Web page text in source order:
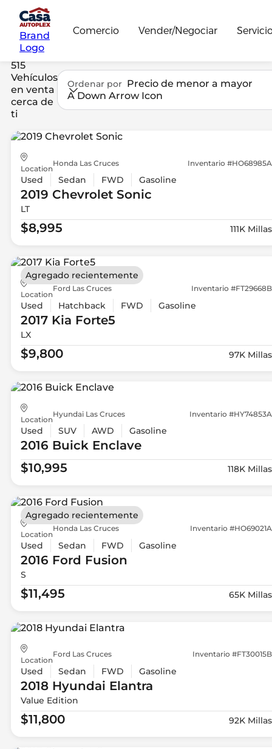
Brand
Logo
Comercio Vender/Negociar
515
Vehículos
en venta
cerca de
ti
Ordenar por Precio de menor a mayor
A Down Arrow Icon
Location
Honda Las Cruces Inventario #HO68985A
Used Sedan FWD Gasoline
2019 ChevroletSonic
LT
$8,995 111K Millas
Location
Ford Las Cruces Inventario #FT29668B
Used Hatchback FWD Gasoline
2017 Kia Forte5
LX
$9,800 97K Millas
Agregado recientemente
Location
Hyundai Las Cruces Inventario #HY74853A
Used SUV AWD Gasoline
2016 BuickEnclave
$10,995
118K Millas
Location
Honda Las Cruces Inventario #HO69021A
Used Sedan FWD Gasoline
2016 Ford Fusion
S
$11,495 65K Millas
Agregado recientemente
Location
Ford Las Cruces Inventario #FT30015B
Used Sedan FWD Gasoline
2018 Hyundai Elantra
Value Edition
$11,800 92K Millas